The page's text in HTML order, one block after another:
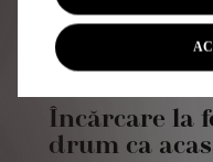
Încărcare la
drum ca